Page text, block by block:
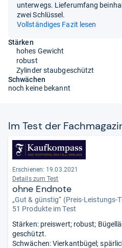
unterwegs. Lieferumfang
zwei Schlüssel.
Vollständiges Fazit lesen
Stärken
hohes Gewicht
robust
Zylinder staubgeschützt
Schwächen
noch keine bekannt
Im Test der
Erschienen: 19.03.2021
Details zum Test
ohne Endnote
„Gut & günstig“ (Preis-Leistungs-
51 Produkte im Test
Stärken: preiswert; robust;
geschützt.
Schwächen: Vierkantbügel;